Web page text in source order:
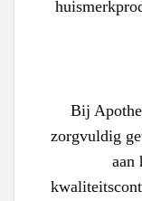
Bij
zorgvuldig
aan